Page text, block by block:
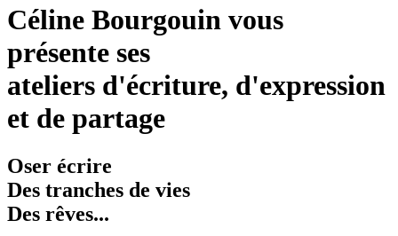
Céline Bourgouin vous
présente ses
ateliers d'écriture, d'expression
et de partage
Oser écrire
Des tranches de vies
Des rêves...